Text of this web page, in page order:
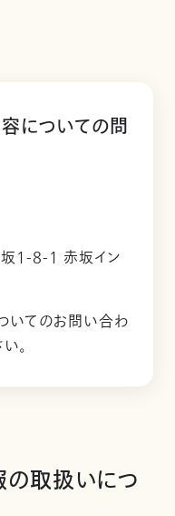
についての問
1-8-1 赤坂イン
いてのお問い合わ
。
取扱いにつ